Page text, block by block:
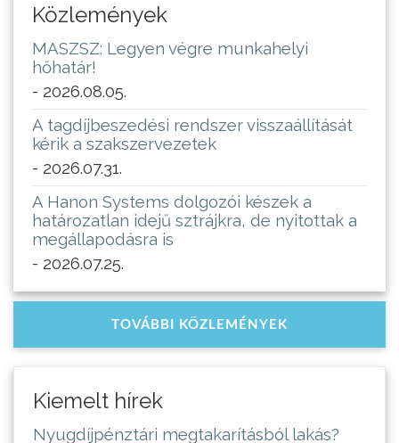
Közlemények
MASZSZ: Legyen végre munkahelyi
hőhatár!
- 2026.08.05.
A tagdíjbeszedési rendszer visszaállítását
kérik a szakszervezetek
- 2026.07.31.
A Hanon Systems dolgozói készek a
határozatlan idejű sztrájkra, de nyitottak a
megállapodásra is
- 2026.07.25.
TOVÁBBI KÖZLEMÉNYEK
Kiemelt hírek
Nyugdíjpénztári megtakarításból lakás?